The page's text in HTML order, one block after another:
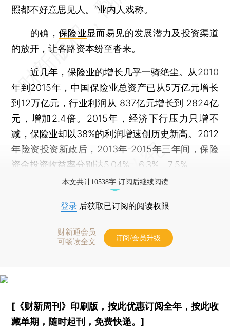
照都不好意思见人。”业内人戏称。
的确，保险业显而易见的发展潜力及投资渠道
的放开，让各路资本纷至沓来。
近几年，保险业的增长几乎一骑绝尘。从2010
年到2015年，中国保险业总资产已从5万亿元增长
到12万亿元，行业利润从 837亿元增长到 2824亿
元，增加2.4倍。2015年， 经济下行压力只增不
减，保险业却以38%的利润增速创历史新高。2012
年险资投资新政后，2013年-2015年三年间，保险
资金投资收益率分别达5.04%、6.3%、7.5%。
本文共计10538字 订阅后继续阅读
登录 后获取已订阅的阅读权限
财新通会员
可畅读全文
订阅/会员升级
[《财新周刊》印刷版， 按此优惠订阅全年， 按此收
藏单期 ，随时起刊，免费快递。]